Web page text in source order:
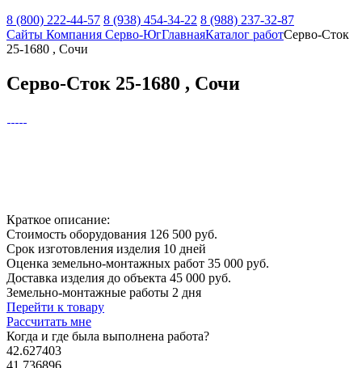
8 (800) 222-44-57 8 (938) 454-34-22 8 (988) 237-32-87
Сайты Компания Серво-ЮгГлавнаяКаталог работСерво-Сток
25-1680 , Сочи
Серво-Сток 25-1680 , Сочи
Краткое описание:
Стоимость оборудования 126 500 руб.
Срок изготовления изделия 10 дней
Оценка земельно-монтажных работ 35 000 руб.
Доставка изделия до объекта 45 000 руб.
Земельно-монтажные работы 2 дня
Перейти к товару
Рассчитать мне
Когда и где была выполнена работа?
42.627403
41.736896